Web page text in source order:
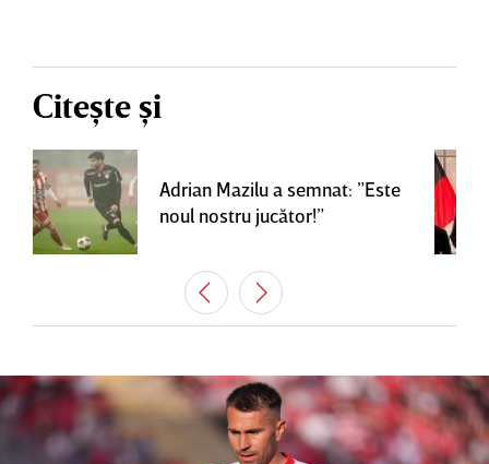
Citește și
Adrian Mazilu a semnat: ”Este
noul nostru jucător!”